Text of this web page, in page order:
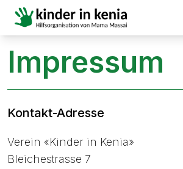
Impressum
Kontakt-Adresse
Verein «Kinder in Kenia»
Bleichestrasse 7